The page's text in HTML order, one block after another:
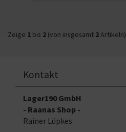
Zeige 1 bis 2 (von insgesamt 2Artikeln)
Kontakt
Lager190 GmbH
- Raanas Shop -
Rainer Lüpkes